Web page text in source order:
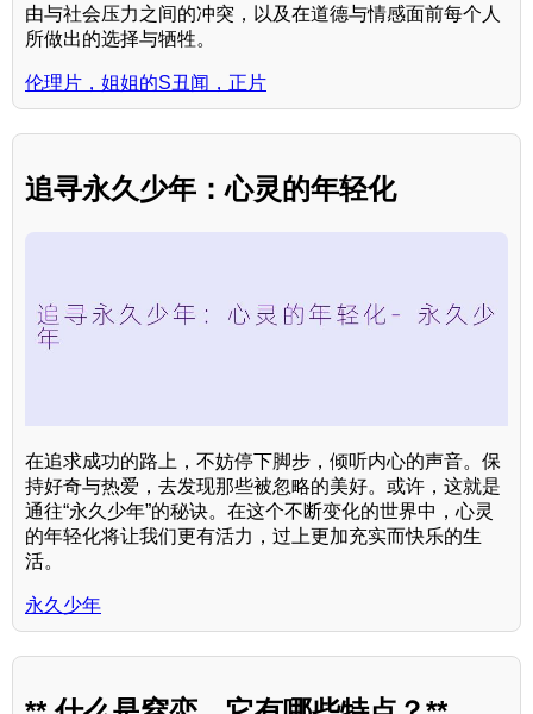
由与社会压力之间的冲突，以及在道德与情感面前每个人
所做出的选择与牺牲。
伦理片，姐姐的S丑闻，正片
追寻永久少年：心灵的年轻化
在追求成功的路上，不妨停下脚步，倾听内心的声音。保
持好奇与热爱，去发现那些被忽略的美好。或许，这就是
通往“永久少年”的秘诀。在这个不断变化的世界中，心灵
的年轻化将让我们更有活力，过上更加充实而快乐的生
活。
永久少年